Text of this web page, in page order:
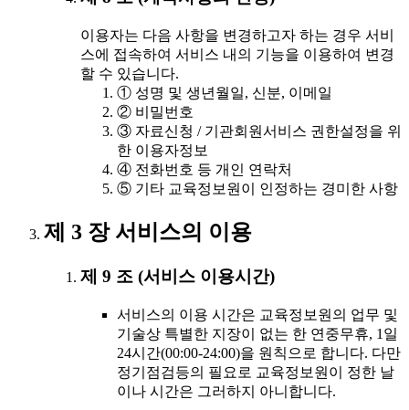
이용자는 다음 사항을 변경하고자 하는 경우 서비
스에 접속하여 서비스 내의 기능을 이용하여 변경
할 수 있습니다.
① 성명 및 생년월일, 신분, 이메일
② 비밀번호
③ 자료신청 / 기관회원서비스 권한설정을 위
한 이용자정보
④ 전화번호 등 개인 연락처
⑤ 기타 교육정보원이 인정하는 경미한 사항
제 3 장 서비스의 이용
제 9 조 (서비스 이용시간)
서비스의 이용 시간은 교육정보원의 업무 및
기술상 특별한 지장이 없는 한 연중무휴, 1일
24시간(00:00-24:00)을 원칙으로 합니다. 다만
정기점검등의 필요로 교육정보원이 정한 날
이나 시간은 그러하지 아니합니다.